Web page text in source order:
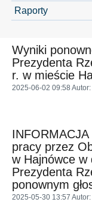
Raporty
Wyniki
Prezydenta
r. w mieście
2025-06-02 09:58 Autor:
pracy przez
w Hajnówce w
Prezydenta
ponownym
2025-05-30 13:57 Autor